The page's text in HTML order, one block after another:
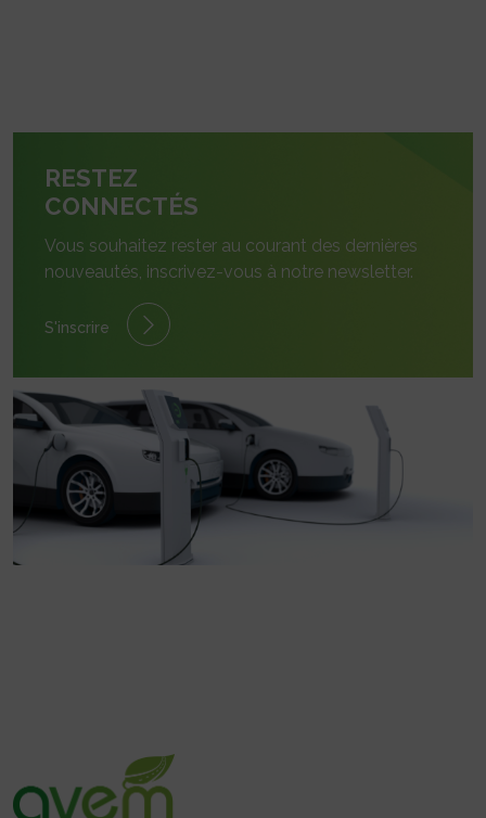
RESTEZ
CONNECTÉS
Vous souhaitez rester au courant des dernières
nouveautés, inscrivez-vous à notre newsletter.
S'inscrire